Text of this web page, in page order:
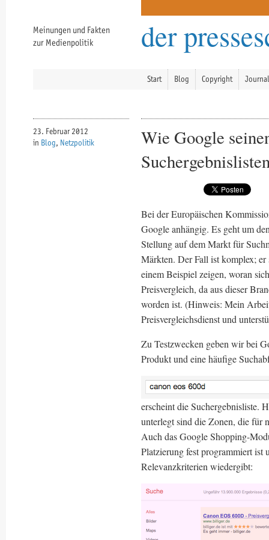
Meinungen und Fakten
zur Medienpolitik
der
Start Blog Copyright
23. Februar 2012
in Blog, Netzpolitik
Wie Google
Bei der Europäischen
Google anhängig. Es geht um
Stellung auf dem Markt für
Märkten. Der Fall ist komplex;
einem Beispiel zeigen, woran
Preisvergleich, da aus dieser
worden ist. (Hinweis: Mein
Preisvergleichsdienst und
Zu Testzwecken geben wir bei
Produkt und eine häufige
erscheint die Suchergebnisliste.
unterlegt sind die Zonen, die für
Auch das Google Shopping-
Platzierung fest programmiert ist
Relevanzkriterien wiedergibt: